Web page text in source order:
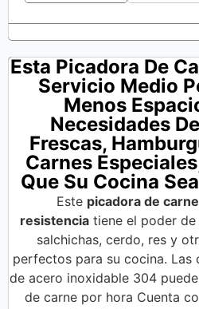
Esta Picadora De
Servicio Medio
Menos
Necesidades
Frescas,
Carnes
Que Su Cocina
Este picadora de
resistenciatiene el poder de
salchichas, cerdo, res y
perfectos para su cocina. Las
de acero inoxidable 304
de carne por hora Cuenta